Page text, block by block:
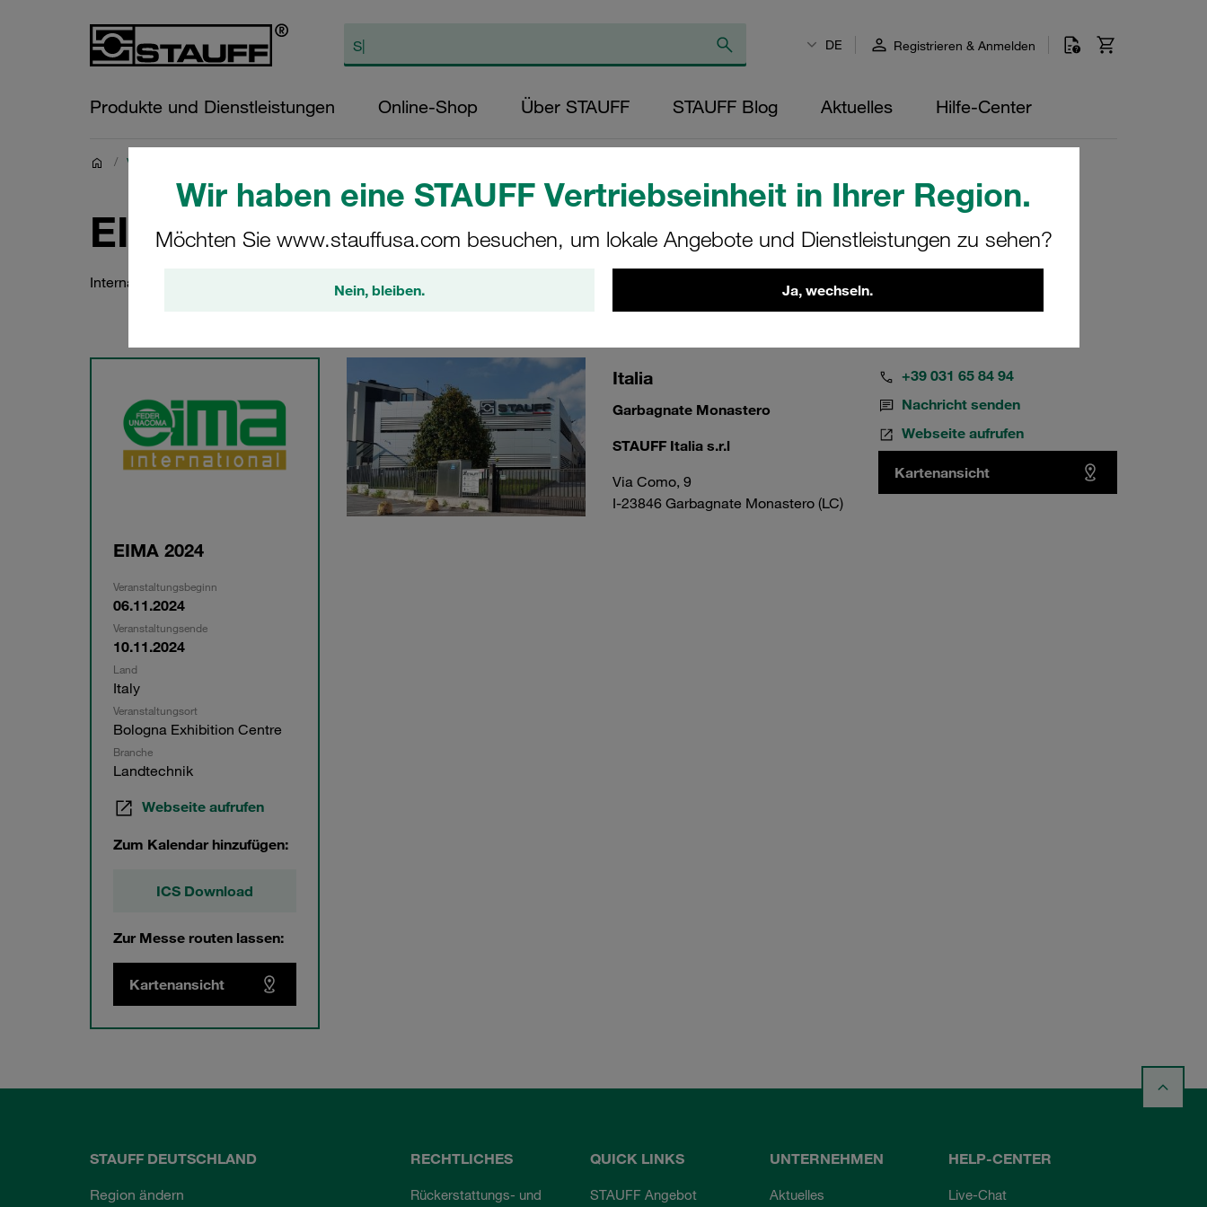
Wir haben eine STAUFF Vertriebseinheit in Ihrer Region.
Möchten Sie www.stauffusa.com besuchen, um lokale Angebote und Dienstleistungen zu sehen?
Nein, bleiben. Ja, wechseln.
DE Registrieren & Anmelden
Produkte und Dienstleistungen Online-Shop Über STAUFF STAUFF Blog Aktuelles Hilfe-Center
/ Veranstaltungen
EIMA 2024
International Agricultural and Gardening Machinery Exhibition
EIMA 2024
Veranstaltungsbeginn
06.11.2024
Veranstaltungsende
10.11.2024
Land
Italy
Veranstaltungsort
Bologna Exhibition Centre
Branche
Landtechnik
Webseite aufrufen
Zum Kalendar hinzufügen:
ICS Download
Zur Messe routen lassen:
Kartenansicht
Italia
Garbagnate Monastero
STAUFF Italia s.r.l
Via Como, 9
I-23846 Garbagnate Monastero (LC)
+39 031 65 84 94
Nachricht senden
Webseite aufrufen
Kartenansicht
STAUFF DEUTSCHLAND
Region ändern
RECHTLICHES
Rückerstattungs- und
QUICK LINKS
STAUFF Angebot
UNTERNEHMEN
Aktuelles
HELP-CENTER
Live-Chat